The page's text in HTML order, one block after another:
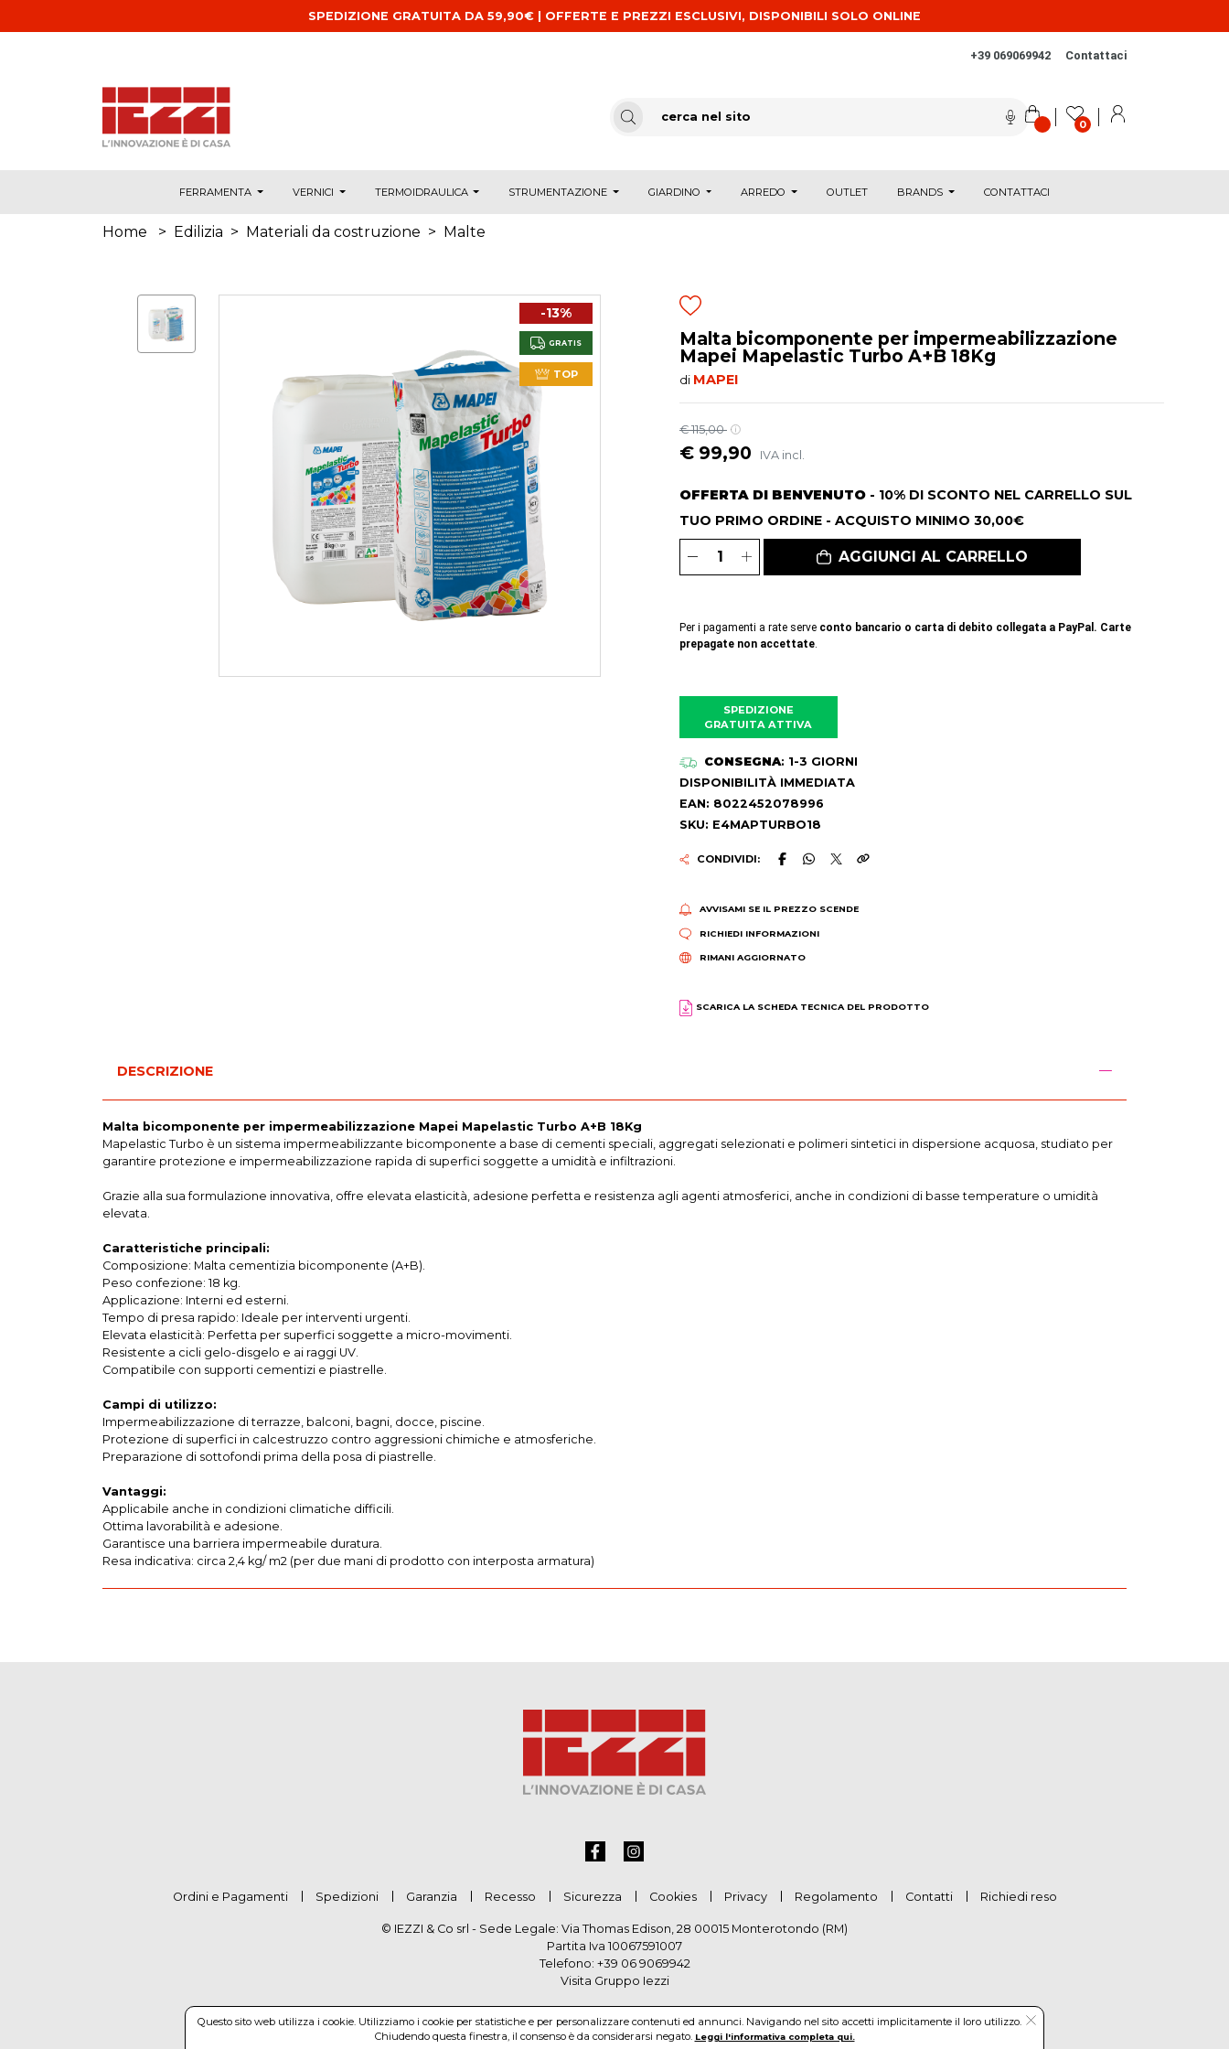
SPEDIZIONE GRATUITA DA 59,90€ | OFFERTE E PREZZI ESCLUSIVI, DISPONIBILI SOLO ONLINE
+39 069069942 Contattaci
0
FERRAMENTA VERNICI TERMOIDRAULICA STRUMENTAZIONE GIARDINO ARREDO OUTLET BRANDS CONTATTACI
Home > Edilizia > Materiali da costruzione > Malte
-13%
GRATIS
TOP
Malta bicomponente per impermeabilizzazione
Mapei Mapelastic Turbo A+B 18Kg
di MAPEI
€ 115,00
€ 99,90 IVA incl.
OFFERTA DI BENVENUTO - 10% DI SCONTO NEL CARRELLO SUL
TUO PRIMO ORDINE - ACQUISTO MINIMO 30,00€
AGGIUNGI AL CARRELLO
Per i pagamenti a rate serve conto bancario o carta di debito collegata a PayPal. Carte
prepagate non accettate.
SPEDIZIONE
GRATUITA ATTIVA
CONSEGNA: 1-3 GIORNI
DISPONIBILITÀ IMMEDIATA
EAN: 8022452078996
SKU: E4MAPTURBO18
CONDIVIDI:
AVVISAMI SE IL PREZZO SCENDE
RICHIEDI INFORMAZIONI
RIMANI AGGIORNATO
SCARICA LA SCHEDA TECNICA DEL PRODOTTO
DESCRIZIONE
Malta bicomponente per impermeabilizzazione Mapei Mapelastic Turbo A+B 18Kg
Mapelastic Turbo è un sistema impermeabilizzante bicomponente a base di cementi speciali, aggregati selezionati e polimeri sintetici in dispersione acquosa, studiato per
garantire protezione e impermeabilizzazione rapida di superfici soggette a umidità e infiltrazioni.
Grazie alla sua formulazione innovativa, offre elevata elasticità, adesione perfetta e resistenza agli agenti atmosferici, anche in condizioni di basse temperature o umidità
elevata.
Caratteristiche principali:
Composizione: Malta cementizia bicomponente (A+B).
Peso confezione: 18 kg.
Applicazione: Interni ed esterni.
Tempo di presa rapido: Ideale per interventi urgenti.
Elevata elasticità: Perfetta per superfici soggette a micro-movimenti.
Resistente a cicli gelo-disgelo e ai raggi UV.
Compatibile con supporti cementizi e piastrelle.
Campi di utilizzo:
Impermeabilizzazione di terrazze, balconi, bagni, docce, piscine.
Protezione di superfici in calcestruzzo contro aggressioni chimiche e atmosferiche.
Preparazione di sottofondi prima della posa di piastrelle.
Vantaggi:
Applicabile anche in condizioni climatiche difficili.
Ottima lavorabilità e adesione.
Garantisce una barriera impermeabile duratura.
Resa indicativa: circa 2,4 kg/ m2 (per due mani di prodotto con interposta armatura)
Ordini e Pagamenti Spedizioni Garanzia Recesso Sicurezza Cookies Privacy Regolamento Contatti Richiedi reso
© IEZZI & Co srl - Sede Legale: Via Thomas Edison, 28 00015 Monterotondo (RM)
Partita Iva 10067591007
Telefono: +39 06 9069942
Visita Gruppo Iezzi
Questo sito web utilizza i cookie. Utilizziamo i cookie per statistiche e per personalizzare contenuti ed annunci. Navigando nel sito accetti implicitamente il loro utilizzo.
Chiudendo questa finestra, il consenso è da considerarsi negato. Leggi l'informativa completa qui.